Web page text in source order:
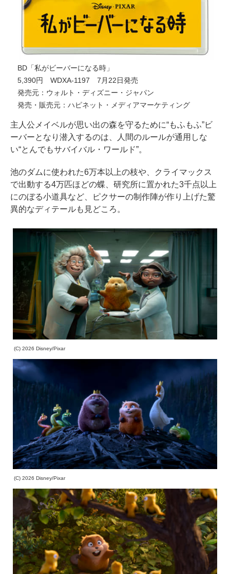
BD「私がビーバーになる時」
5,390円 WDXA-1197 7月22日発売
発売元：ウォルト・ディズニー・ジャパン
発売・販売元：ハピネット・メディアマーケティング
主人公メイベルが思い出の森を守るために“もふもふ”ビ
ーバーとなり潜入するのは、人間のルールが通用しな
い“とんでもサバイバル・ワールド”。
池のダムに使われた6万本以上の枝や、クライマックス
で出動する4万匹ほどの蝶、研究所に置かれた3千点以上
にのぼる小道具など、ピクサーの制作陣が作り上げた驚
異的なディテールも見どころ。
(C) 2026 Disney/Pixar
(C) 2026 Disney/Pixar